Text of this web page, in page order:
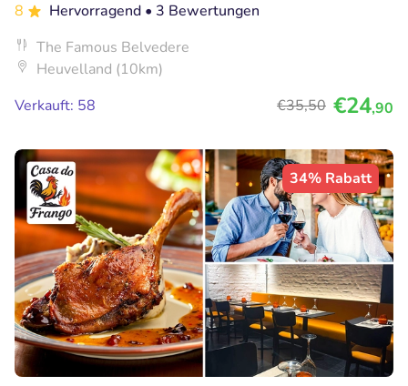
8
Hervorragend • 3 Bewertungen
The Famous Belvedere
Heuvelland (10km)
Verkauft: 58
€35,50 €24,90
34% Rabatt